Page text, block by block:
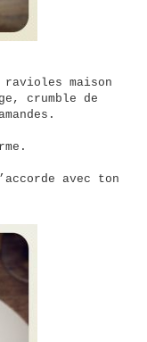
maison
crumble de
avec ton